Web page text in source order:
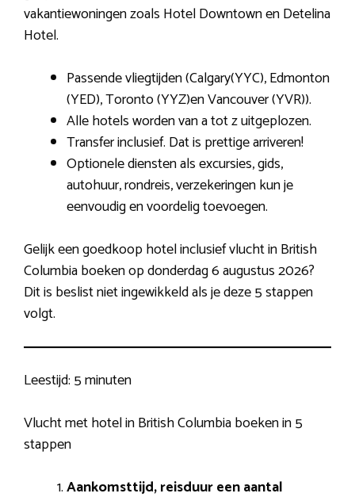
vakantiewoningen zoals Hotel Downtown en Detelina
Hotel.
Passende vliegtijden (Calgary(YYC), Edmonton
(YED), Toronto (YYZ)en Vancouver (YVR)).
Alle hotels worden van a tot z uitgeplozen.
Transfer inclusief. Dat is prettige arriveren!
Optionele diensten als excursies, gids,
autohuur, rondreis, verzekeringen kun je
eenvoudig en voordelig toevoegen.
Gelijk een goedkoop hotel inclusief vlucht in British
Columbia boeken op donderdag 6 augustus 2026?
Dit is beslist niet ingewikkeld als je deze 5 stappen
volgt.
Leestijd: 5 minuten
Vlucht met hotel in British Columbia boeken in 5
stappen
Aankomsttijd, reisduur een aantal